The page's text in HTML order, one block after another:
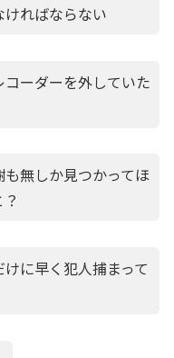
ればならない
ーダーを外していた
無しか見つかってほ
に早く犯人捕まって